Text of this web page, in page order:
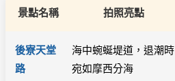
景點名稱 拍照亮點
後寮天堂
路
海中蜿蜒堤道，退潮時
宛如摩西分海